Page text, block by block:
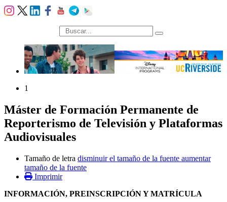
búsqueda
1
Máster de Formación Permanente de
Reporterismo de Televisión y Plataformas
Audiovisuales
Tamaño de letra disminuir el tamaño de la fuente aumentar
tamaño de la fuente
Imprimir
INFORMACIÓN, PREINSCRIPCIÓN Y MATRÍCULA